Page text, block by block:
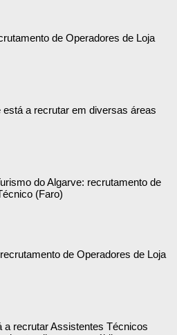
de Operadores de Loja
está a recrutar em diversas áreas
do Algarve: recrutamento de
(Faro)
de Operadores de Loja
a recrutar Assistentes Técnicos